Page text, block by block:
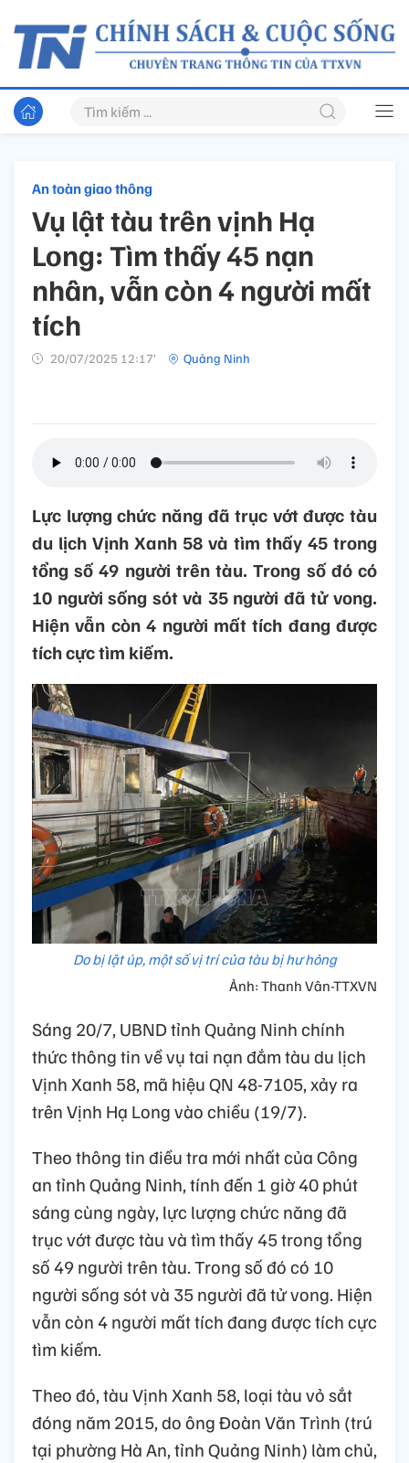
An toàn giao thông
Vụ lật tàu trên vịnh Hạ
Long: Tìm thấy 45 nạn
nhân, vẫn còn 4 người mất
tích
20/07/2025 12:17’ Quảng Ninh
Lực lượng chức năng đã trục vớt được tàu
du lịch Vịnh Xanh 58 và tìm thấy 45 trong
tổng số 49 người trên tàu. Trong số đó có
10 người sống sót và 35 người đã tử vong.
Hiện vẫn còn 4 người mất tích đang được
tích cực tìm kiếm.
Do bị lật úp, một số vị trí của tàu bị hư hỏng
Ảnh: Thanh Vân-TTXVN
Sáng 20/7, UBND tỉnh Quảng Ninh chính
thức thông tin về vụ tai nạn đắm tàu du lịch
Vịnh Xanh 58, mã hiệu QN 48-7105, xảy ra
trên Vịnh Hạ Long vào chiều (19/7).
Theo thông tin điều tra mới nhất của Công
an tỉnh Quảng Ninh, tính đến 1 giờ 40 phút
sáng cùng ngày, lực lượng chức năng đã
trục vớt được tàu và tìm thấy 45 trong tổng
số 49 người trên tàu. Trong số đó có 10
người sống sót và 35 người đã tử vong. Hiện
vẫn còn 4 người mất tích đang được tích cực
tìm kiếm.
Theo đó, tàu Vịnh Xanh 58, loại tàu vỏ sắt
đóng năm 2015, do ông Đoàn Văn Trình (trú
tại phường Hà An, tỉnh Quảng Ninh) làm chủ,